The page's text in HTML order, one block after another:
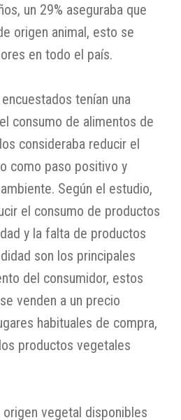
un 29% aseguraba que
origen animal, esto se
en todo el país.
tenían una
consumo de alimentos de
consideraba reducir el
como paso positivo y
Según el estudio,
el consumo de productos
y la falta de productos
son los principales
del consumidor, estos
venden a un precio
habituales de compra,
productos vegetales
vegetal disponibles